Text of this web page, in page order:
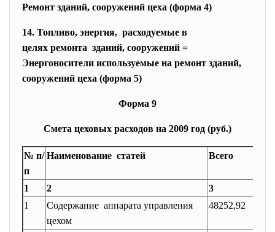
Ремонт зданий, сооружений цеха (форма 4)
14. Топливо, энергия, расходуемые в
целях ремонта зданий, сооружений =
Энергоносители используемые на ремонт зданий,
сооружений цеха (форма 5)
Форма 9
Смета цеховых расходов на 2009 год (руб.)
№ п/
п
Наименование статей Всего
1 2 3
1
Содержание аппарата управления
цехом
48252,92